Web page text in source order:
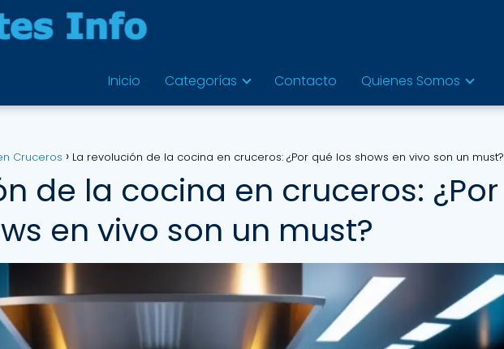
Inicio Categorías Contacto Quienes Somos
Cruceros La revolución de la cocina en cruceros: ¿Por qué los shows en vivo son un must?
de la cocina en cruceros: ¿Por
en vivo son un must?